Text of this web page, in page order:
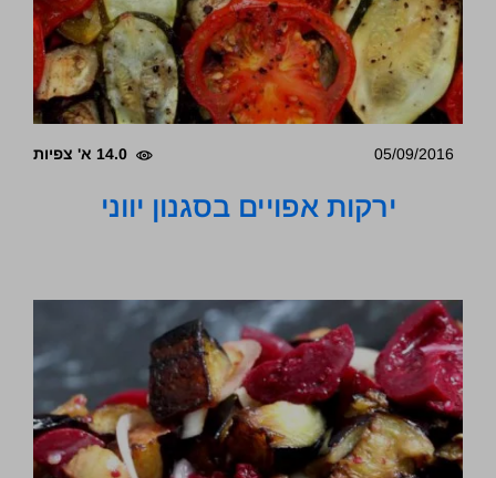
05/09/2016 14.0 א' צפיות
ירקות אפויים בסגנון יווני